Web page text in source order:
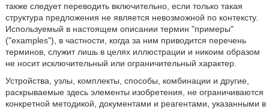
также следует переводить включительно, если только такая
структура предложения не является невозможной по контексту.
Используемый в настоящем описании термин "примеры"
("examples"), в частности, когда за ним приводится перечень
терминов, служит лишь в целях иллюстрации и никоим образом
не носит исключительный или ограничительный характер.
Устройства, узлы, комплекты, способы, комбинации и другие,
раскрываемые здесь элементы изобретения, не ограничиваются
конкретной методикой, документами и реагентами, указанными в